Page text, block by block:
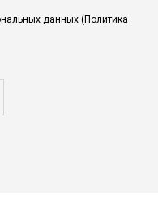
данных (Политика